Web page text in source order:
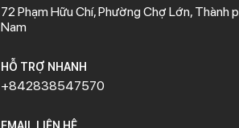
72 Phạm Hữu Chí, Phường Chợ Lớn, Thành
Nam
HỖ TRỢ NHANH
+842838547570